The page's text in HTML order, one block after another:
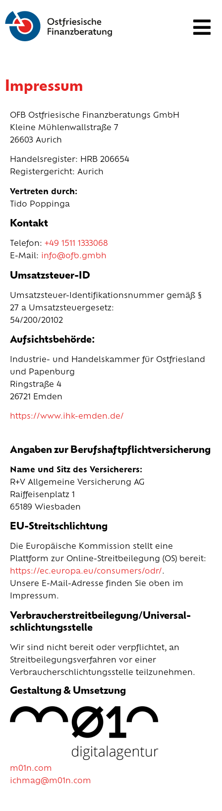
Impressum
OFB Ostfriesische Finanzberatungs GmbH
Kleine Mühlenwallstraße 7
26603 Aurich
Handelsregister: HRB 206654
Registergericht: Aurich
Vertreten durch:
Tido Poppinga
Kontakt
Telefon: +49 1511 1333068
E-Mail: info@ofb.gmbh
Umsatzsteuer-ID
Umsatzsteuer-Identifikationsnummer gemäß §
27 a Umsatzsteuergesetz:
54/200/20102
Aufsichtsbehörde:
Industrie- und Handelskammer für Ostfriesland
und Papenburg
Ringstraße 4
26721 Emden
https://www.ihk-emden.de/
Angaben zur Berufs­haftpflicht­versicherung
Name und Sitz des Versicherers:
R+V Allgemeine Versicherung AG
Raiffeisenplatz 1
65189 Wiesbaden
EU-Streitschlichtung
Die Europäische Kommission stellt eine
Plattform zur Online-Streitbeilegung (OS) bereit:
https://ec.europa.eu/consumers/odr/ .
Unsere E-Mail-Adresse finden Sie oben im
Impressum.
Verbraucher­streit­beilegung/Universal­
schlichtungs­stelle
Wir sind nicht bereit oder verpflichtet, an
Streitbeilegungsverfahren vor einer
Verbraucherschlichtungsstelle teilzunehmen.
Gestaltung & Umsetzung
m01n.com
ichmag@m01n.com